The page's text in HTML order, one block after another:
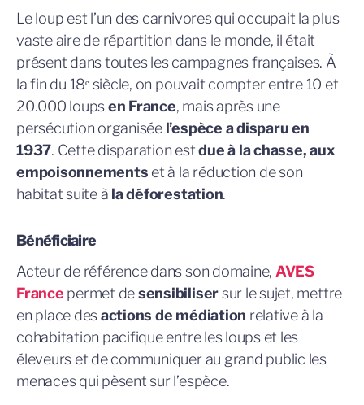
Le loup est l’un des carnivores qui occupait la plus
vaste aire de répartition dans le monde, il était
présent dans toutes les campagnes françaises. À
la fin du 18ᵉ siècle, on pouvait compter entre 10 et
20.000 loupsen France, mais après une
persécution organisée l’espèce a disparu en
1937. Cette disparation estdue à la chasse, aux
empoisonnements et à la réduction de son
habitat suite à la déforestation.
Bénéficiaire
Acteur de référence dans son domaine, AVES
France permet desensibilisersur le sujet, mettre
en place desactions de médiation relative à la
cohabitation pacifique entre les loups et les
éleveurs et de communiquer au grand public les
menaces qui pèsent sur l’espèce.